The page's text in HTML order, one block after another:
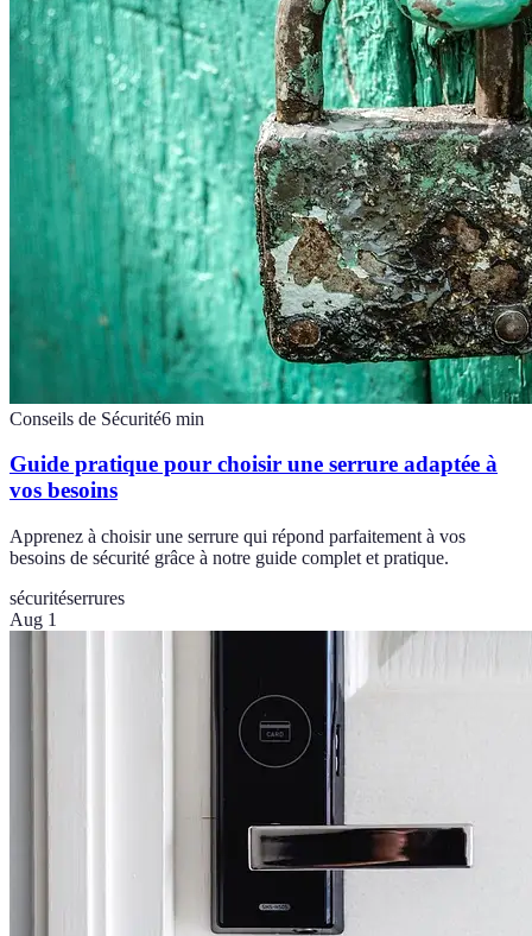
Conseils de Sécurité6 min
Guide pratique pour choisir une serrure adaptée à
vos besoins
Apprenez à choisir une serrure qui répond parfaitement à vos
besoins de sécurité grâce à notre guide complet et pratique.
sécuritéserrures
Aug 1